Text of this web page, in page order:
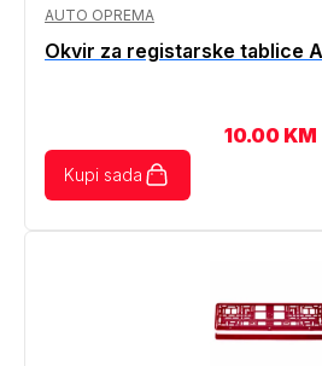
AUTO OPREMA
Okvir za registarske tablice
10.00 KM
Kupi sada